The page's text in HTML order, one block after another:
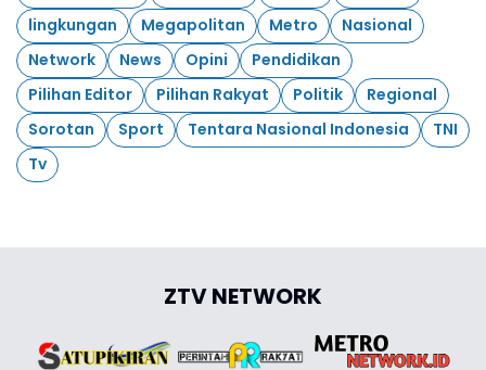
lingkungan
Megapolitan Metro
Nasional
Network
News Opini
Pendidikan
Pilihan Editor
Pilihan Rakyat Politik
Regional
Sorotan
Sport Tentara Nasional Indonesia
TNI
Tv
ZTV NETWORK